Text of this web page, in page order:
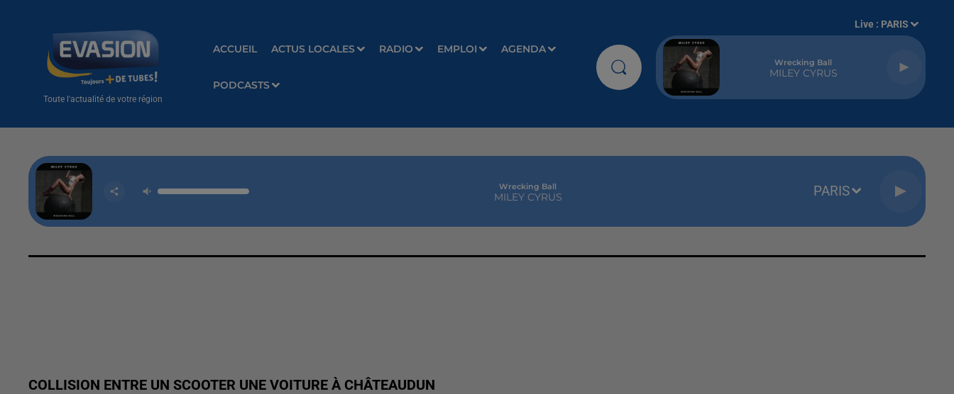
Toute l'actualité de votre région
ACCUEIL ACTUS LOCALES RADIO EMPLOI AGENDA
PODCASTS
Live : PARIS
Wrecking Ball
MILEY CYRUS
Wrecking Ball
MILEY CYRUS PARIS
COLLISION ENTRE UN SCOOTER UNE VOITURE À CHÂTEAUDUN